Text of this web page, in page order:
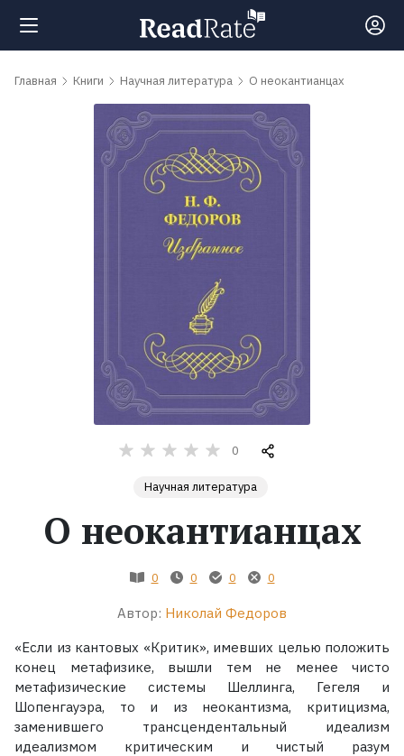
Поиск
Экранизации
Главная Книги Научная литература О неокантианцах
0
Научная литература
О неокантианцах
0 0 0 0
Автор: Николай Федоров
«Если из кантовых «Критик», имевших целью положить
конец метафизике, вышли тем не менее чисто
метафизические системы Шеллинга, Гегеля и
Шопенгауэра, то и из неокантизма, критицизма,
заменившего трансцендентальный идеализм
идеализмом критическим и чистый разум